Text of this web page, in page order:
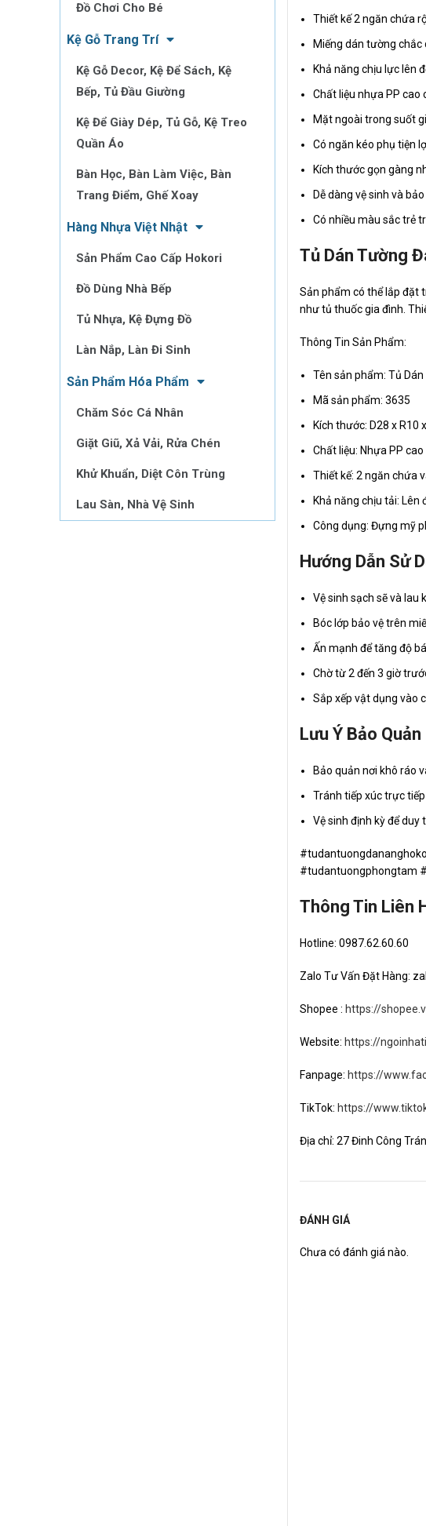
Thiết kế 2 ngăn chứa
Miếng dán tường chắc
Khả năng chịu lực lên
Chất liệu nhựa PP cao
Mặt ngoài trong suốt
Có ngăn kéo phụ tiện
Kích thước gọn gàng
Dễ dàng vệ sinh và bảo
Có nhiều màu sắc trẻ
Tủ Dán Tường
Sản phẩm có thể lắp đặt
như tủ thuốc gia đình.
Thông Tin Sản Phẩm:
Tên sản phẩm: Tủ
Mã sản phẩm: 3635
Kích thước: D28 x R10
Chất liệu: Nhựa PP cao
Thiết kế: 2 ngăn chứa
Khả năng chịu tải: Lên
Công dụng: Đựng mỹ
Hướng Dẫn Sử
Vệ sinh sạch sẽ và lau
Bóc lớp bảo vệ trên
Ấn mạnh để tăng độ
Chờ từ 2 đến 3 giờ
Sắp xếp vật dụng vào
Lưu Ý Bảo Quản
Bảo quản nơi khô ráo
Tránh tiếp xúc trực
Vệ sinh định kỳ để duy
#tudantuongphongtam
Thông Tin Liên
Hotline: 0987.62.60.60
Zalo Tư Vấn Đặt Hàng:
Shopee : https://
Website: https://
Fanpage: https://
TikTok: https://
Địa chỉ: 27 Đinh Công
ĐÁNH GIÁ
Chưa có đánh giá nào.
Đồ Chơi Cho Bé
Kệ Gỗ Trang Trí
Kệ Gỗ Decor, Kệ Để Sách, Kệ
Bếp, Tủ Đầu Giường
Kệ Để Giày Dép, Tủ Gỗ, Kệ Treo
Quần Áo
Bàn Học, Bàn Làm Việc, Bàn
Trang Điểm, Ghế Xoay
Hàng Nhựa Việt Nhật
Sản Phẩm Cao Cấp Hokori
Đồ Dùng Nhà Bếp
Tủ Nhựa, Kệ Đựng Đồ
Làn Nắp, Làn Đi Sinh
Sản Phẩm Hóa Phẩm
Chăm Sóc Cá Nhân
Giặt Giũ, Xả Vải, Rửa Chén
Khử Khuẩn, Diệt Côn Trùng
Lau Sàn, Nhà Vệ Sinh